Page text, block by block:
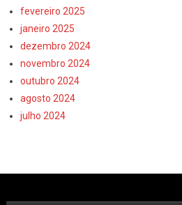
fevereiro 2025
janeiro 2025
dezembro 2024
novembro 2024
outubro 2024
agosto 2024
julho 2024